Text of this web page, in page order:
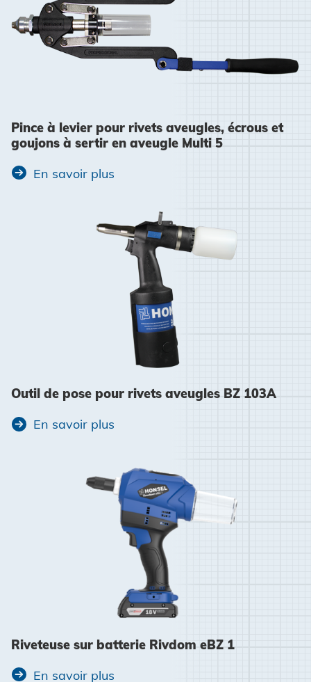
Pince à levier pour rivets aveugles, écrous et
goujons à sertir en aveugle Multi 5
En savoir plus
Outil de pose pour rivets aveugles BZ 103A
En savoir plus
Riveteuse sur batterie Rivdom eBZ 1
En savoir plus